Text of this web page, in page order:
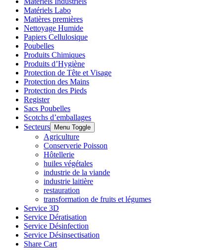
Matériels Labo
Matières premières
Nettoyage Humide
Papiers Cellulosique
Poubelles
Produits Chimiques
Produits d’Hygiène
Protection de Tête et Visage
Protection des Mains
Protection des Pieds
Register
Sacs Poubelles
Scotchs d’emballages
Secteurs
Menu Toggle
Agriculture
Conserverie Poisson
Hôtellerie
huiles végétales
industrie de la viande
industrie laitière
restauration
transformation de fruits et légumes
Service 3D
Service Dératisation
Service Désinfection
Service Désinsectisation
Share Cart